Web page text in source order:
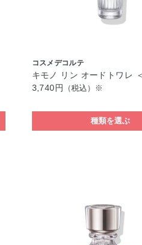
コスメデコルテ
キモノ リン オードトワレ
3,740円
（税込）※
種類を選ぶ